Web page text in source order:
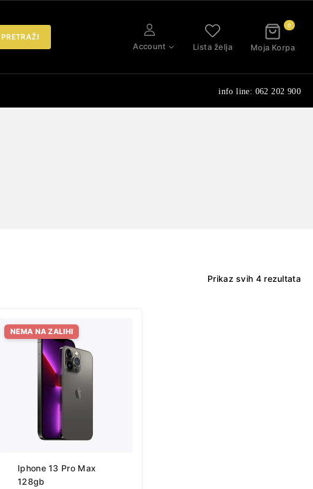
PRETRAŽI
Account Lista želja
0
Moja Korpa
info line: 062 202 900
Prikaz svih 4 rezultata
NEMA NA ZALIHI
Iphone 13 Pro Max
128gb